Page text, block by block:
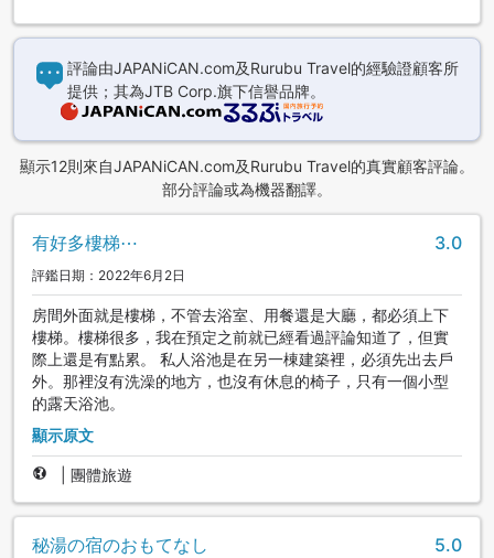
評論由JAPANiCAN.com及Rurubu Travel的經驗證顧客所
提供；其為JTB Corp.旗下信譽品牌。
顯示12則來自JAPANiCAN.com及Rurubu Travel的真實顧客評論。
部分評論或為機器翻譯。
有好多樓梯⋯ 3.0
評鑑日期：2022年6月2日
房間外面就是樓梯，不管去浴室、用餐還是大廳，都必須上下
樓梯。樓梯很多，我在預定之前就已經看過評論知道了，但實
際上還是有點累。 私人浴池是在另一棟建築裡，必須先出去戶
外。那裡沒有洗澡的地方，也沒有休息的椅子，只有一個小型
的露天浴池。
顯示原文
團體旅遊
秘湯の宿のおもてなし 5.0